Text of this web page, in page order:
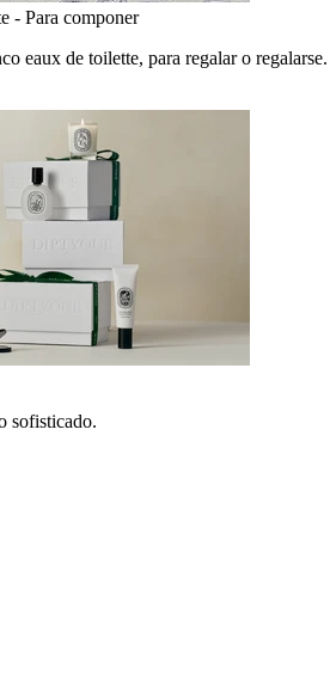
- Para componer
eaux de toilette, para regalar o regalarse.
sofisticado.